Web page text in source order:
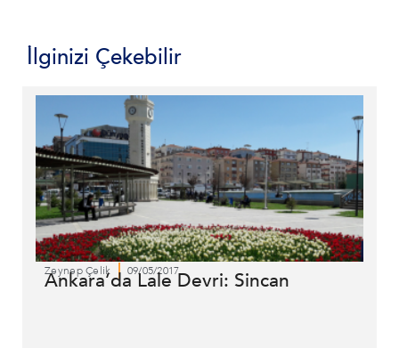
İlginizi Çekebilir
Zeynep Çelik 09/05/2017
Ankara’da Lale Devri: Sincan